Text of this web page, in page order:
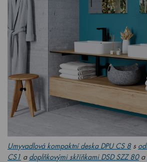
Umyvadlová kompaktní deska DPU CS 8s
CS1 a doplňkovými skříňkami DSD SZZ 80a